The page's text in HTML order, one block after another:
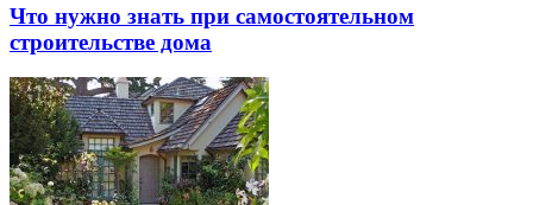
Что нужно знать при самостоятельном
строительстве дома